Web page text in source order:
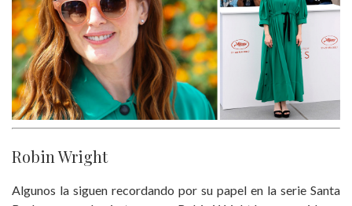
Robin Wright
Algunos la siguen recordando por su papel en la serie Santa